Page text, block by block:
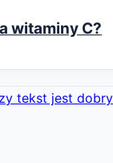
witaminy C?